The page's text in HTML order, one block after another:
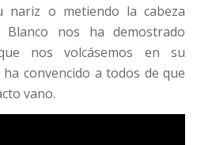
nariz o metiendo la cabeza
nos ha demostrado
nos volcásemos en su
convencido a todos de que
vano.